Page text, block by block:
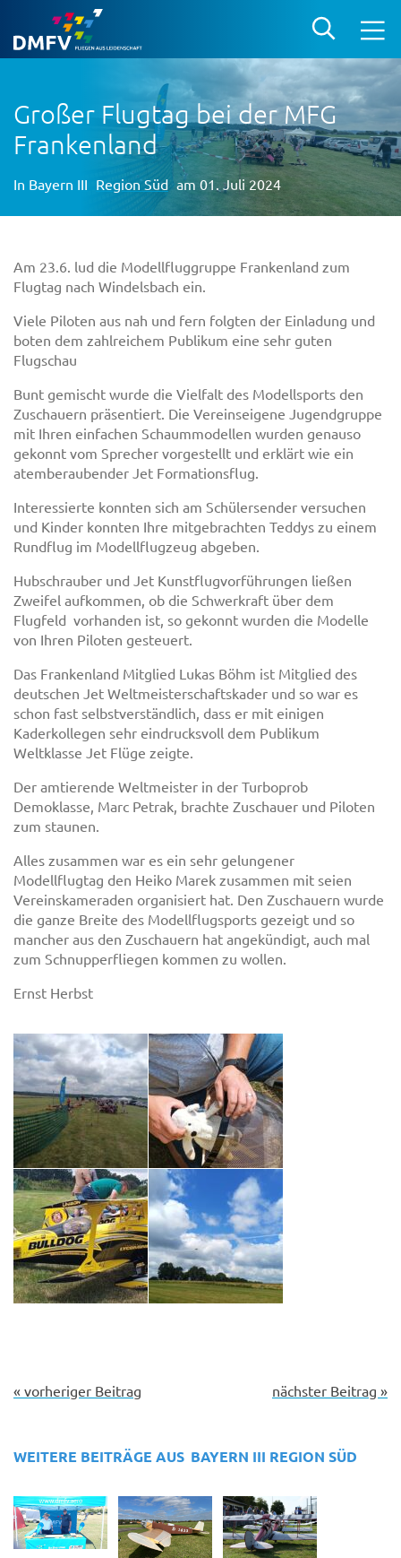
Großer Flugtag bei der MFG
Frankenland
In Bayern III Region Süd am 01. Juli 2024
Am 23.6. lud die Modellfluggruppe Frankenland zum
Flugtag nach Windelsbach ein.
Viele Piloten aus nah und fern folgten der Einladung und
boten dem zahlreichem Publikum eine sehr guten
Flugschau
Bunt gemischt wurde die Vielfalt des Modellsports den
Zuschauern präsentiert. Die Vereinseigene Jugendgruppe
mit Ihren einfachen Schaummodellen wurden genauso
gekonnt vom Sprecher vorgestellt und erklärt wie ein
atemberaubender Jet Formationsflug.
Interessierte konnten sich am Schülersender versuchen
und Kinder konnten Ihre mitgebrachten Teddys zu einem
Rundflug im Modellflugzeug abgeben.
Hubschrauber und Jet Kunstflugvorführungen ließen
Zweifel aufkommen, ob die Schwerkraft über dem
Flugfeld vorhanden ist, so gekonnt wurden die Modelle
von Ihren Piloten gesteuert.
Das Frankenland Mitglied Lukas Böhm ist Mitglied des
deutschen Jet Weltmeisterschaftskader und so war es
schon fast selbstverständlich, dass er mit einigen
Kaderkollegen sehr eindrucksvoll dem Publikum
Weltklasse Jet Flüge zeigte.
Der amtierende Weltmeister in der Turboprob
Demoklasse, Marc Petrak, brachte Zuschauer und Piloten
zum staunen.
Alles zusammen war es ein sehr gelungener
Modellflugtag den Heiko Marek zusammen mit seien
Vereinskameraden organisiert hat. Den Zuschauern wurde
die ganze Breite des Modellflugsports gezeigt und so
mancher aus den Zuschauern hat angekündigt, auch mal
zum Schnupperfliegen kommen zu wollen.
Ernst Herbst
« vorheriger Beitrag nächster Beitrag »
WEITERE BEITRÄGE AUS BAYERN III REGION SÜD